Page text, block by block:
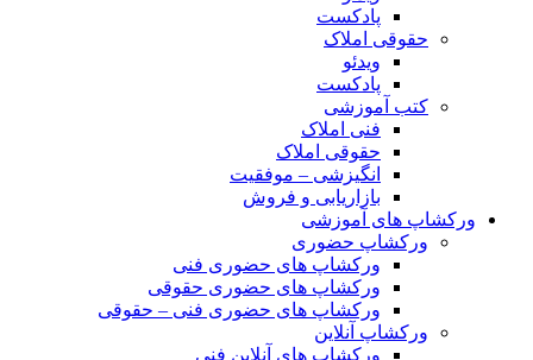
پادکست
حقوقی املاک
ویدئو
پادکست
کتب آموزشی
فنی املاک
حقوقی املاک
انگیزشی – موفقیت
بازاریابی و فروش
ورکشاپ های آموزشی
ورکشاپ حضوری
ورکشاپ های حضوری فنی
ورکشاپ های حضوری حقوقی
ورکشاپ های حضوری فنی – حقوقی
ورکشاپ آنلاین
ورکشاپ های آنلاین فنی